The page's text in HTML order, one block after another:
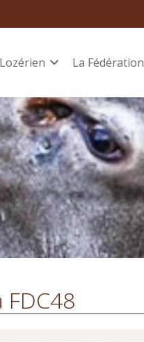
La Fédération